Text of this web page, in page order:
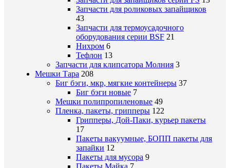
Запчасти для роликовых запайщиков
43
Запчасти для термоусадочного
оборудования серии BSF 21
Нихром 6
Тефлон 13
Запчасти для клипсатора Молния 3
Мешки Тара 208
Биг бэги, мкр, мягкие контейнеры 37
Биг бэги новые 7
Мешки полипропиленовые 49
Пленка, пакеты, грипперы 122
Грипперы, Дой-Паки, курьер пакеты
17
Пакеты вакуумные, БОПП пакеты для
запайки 12
Пакеты для мусора 9